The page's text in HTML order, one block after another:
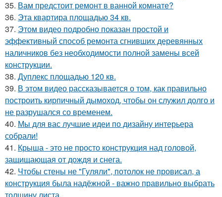
35. Вам предстоит ремонт в ванной комнате?
36. Эта квартира площадью 34 кв.
37. Этом видео подробно показан простой и
эффективный способ ремонта сгнивших деревянных
наличников без необходимости полной замены всей
конструкции.
38. Дуплекс площадью 120 кв.
39. В этом видео рассказывается о том, как правильно
построить кирпичный дымоход, чтобы он служил долго и
не разрушался со временем.
40. Мы для вас лучшие идеи по дизайну интерьера
собрали!
41. Крыша - это не просто конструкция над головой,
защищающая от дождя и снега.
42. Чтобы стены не "Гуляли", потолок не провисал, а
конструкция была надёжной - важно правильно выбрать